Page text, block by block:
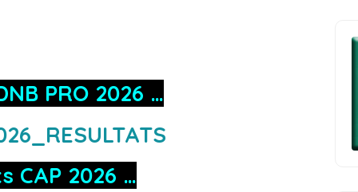
PRO 2026 …
CAP 2026 …